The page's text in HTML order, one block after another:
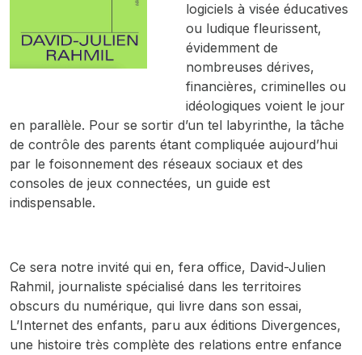
logiciels à visée éducatives
ou ludique fleurissent,
évidemment de
nombreuses dérives,
financières, criminelles ou
idéologiques voient le jour
en parallèle. Pour se sortir d’un tel labyrinthe, la tâche
de contrôle des parents étant compliquée aujourd’hui
par le foisonnement des réseaux sociaux et des
consoles de jeux connectées, un guide est
indispensable.
Ce sera notre invité qui en, fera office, David-Julien
Rahmil, journaliste spécialisé dans les territoires
obscurs du numérique, qui livre dans son essai,
L’Internet des enfants, paru aux éditions Divergences,
une histoire très complète des relations entre enfance